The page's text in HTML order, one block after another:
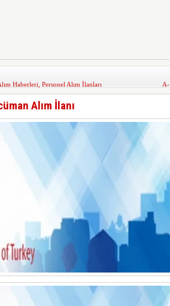
Haberleri Personel Alım İlanları A-
Alım İlanı